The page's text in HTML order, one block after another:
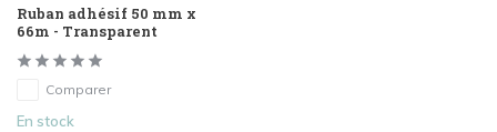
Ruban adhésif 50 mm x
66m - Transparent
Comparer
En stock